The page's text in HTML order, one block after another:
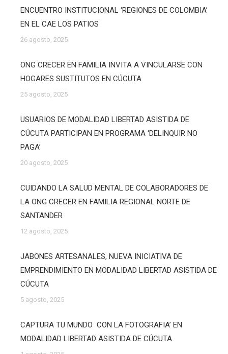
ENCUENTRO INSTITUCIONAL ‘REGIONES DE COLOMBIA’
EN EL CAE LOS PATIOS
26 agosto, 2025
ONG CRECER EN FAMILIA INVITA A VINCULARSE CON
HOGARES SUSTITUTOS EN CÚCUTA
25 agosto, 2025
USUARIOS DE MODALIDAD LIBERTAD ASISTIDA DE
CÚCUTA PARTICIPAN EN PROGRAMA ‘DELINQUIR NO
PAGA’
20 agosto, 2025
CUIDANDO LA SALUD MENTAL DE COLABORADORES DE
LA ONG CRECER EN FAMILIA REGIONAL NORTE DE
SANTANDER
12 agosto, 2025
JABONES ARTESANALES, NUEVA INICIATIVA DE
EMPRENDIMIENTO EN MODALIDAD LIBERTAD ASISTIDA DE
CÚCUTA
5 agosto, 2025
CAPTURA TU MUNDO CON LA FOTOGRAFIA’ EN
MODALIDAD LIBERTAD ASISTIDA DE CÚCUTA